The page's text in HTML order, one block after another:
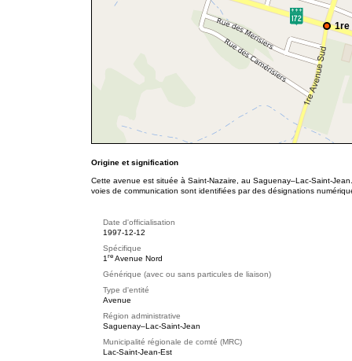
1re
Origine et signification
Cette avenue est située à Saint-Nazaire, au Saguenay–Lac-Saint-
voies de communication sont identifiées par des désignations
Date d'officialisation
1997-12-12
Spécifique
1 re Avenue Nord
Générique (avec ou sans particules de liaison)
Type d'entité
Avenue
Région administrative
Saguenay–Lac-Saint-Jean
Municipalité régionale de comté (MRC)
Lac-Saint-Jean-Est